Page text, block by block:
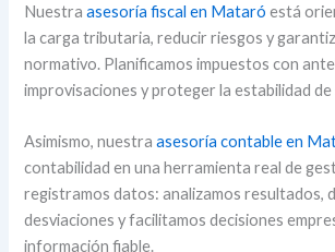
Nuestraasesoría fiscal en Mataró está
la carga tributaria, reducir riesgos y
normativo. Planificamos impuestos con
improvisaciones y proteger la estabilidad de
Asimismo, nuestraasesoría contable en
contabilidad en una herramienta real de
registramos datos: analizamos resultados,
desviaciones y facilitamos decisiones
información fiable.